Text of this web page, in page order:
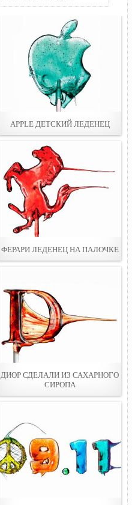
APPLE ДЕТСКИЙ ЛЕДЕНЕЦ
ФЕРАРИ ЛЕДЕНЕЦ НА ПАЛОЧКЕ
ДИОР СДЕЛАЛИ ИЗ САХАРНОГО
СИРОПА